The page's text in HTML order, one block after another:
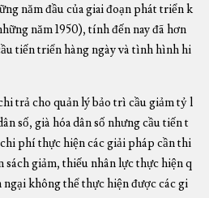
năm đầu của giai đoạn phát triển k
năm 1950), tính đến nay đã hơn
tiến triển hàng ngày và tình hình hi
trả cho quản lý bảo trì cầu giảm tỷ l
số, già hóa dân số nhưng cầu tiến t
phí thực hiện các giải pháp cần thi
sách giảm, thiếu nhân lực thực hiện q
không thể thực hiện được các gi